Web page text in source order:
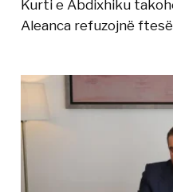
Kurti e Abdixhiku
Aleanca refuzojnë